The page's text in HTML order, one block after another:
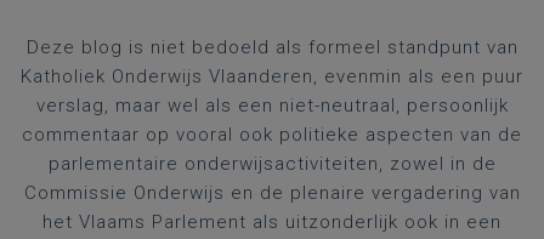
Deze blog is niet bedoeld als formeel standpunt van
Katholiek Onderwijs Vlaanderen, evenmin als een puur
verslag, maar wel als een niet-neutraal, persoonlijk
commentaar op vooral ook politieke aspecten van de
parlementaire onderwijsactiviteiten, zowel in de
Commissie Onderwijs en de plenaire vergadering van
het Vlaams Parlement als uitzonderlijk ook in een